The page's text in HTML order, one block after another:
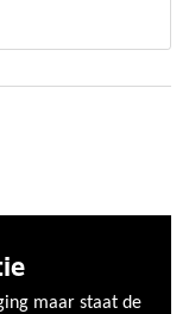
maar staat de